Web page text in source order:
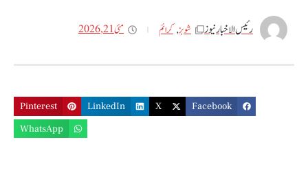
رئیس الاخبار نیوز شوبز,کرائم مئی 21, 2026
Facebook
X
LinkedIn
Pinterest
WhatsApp